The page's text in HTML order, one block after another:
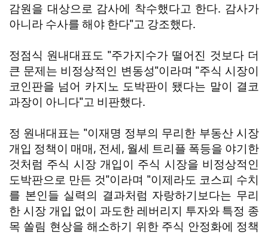
감원을 대상으로 감사에 착수했다고 한다. 감사가
아니라 수사를 해야 한다"고 강조했다.
정점식 원내대표도 "주가지수가 떨어진 것보다 더
큰 문제는 비정상적인 변동성"이라며 "주식 시장이
코인판을 넘어 카지노 도박판이 됐다는 말이 결코
과장이 아니다"고 비판했다.
정 원내대표는 "이재명 정부의 무리한 부동산 시장
개입 정책이 매매, 전세, 월세 트리플 폭등을 야기한
것처럼 주식 시장 개입이 주식 시장을 비정상적인
도박판으로 만든 것"이라며 "이제라도 코스피 수치
를 본인들 실력의 결과처럼 자랑하기보다는 무리
한 시장 개입 없이 과도한 레버리지 투자와 특정 종
목 쏠림 현상을 해소하기 위한 주식 안정화에 정책